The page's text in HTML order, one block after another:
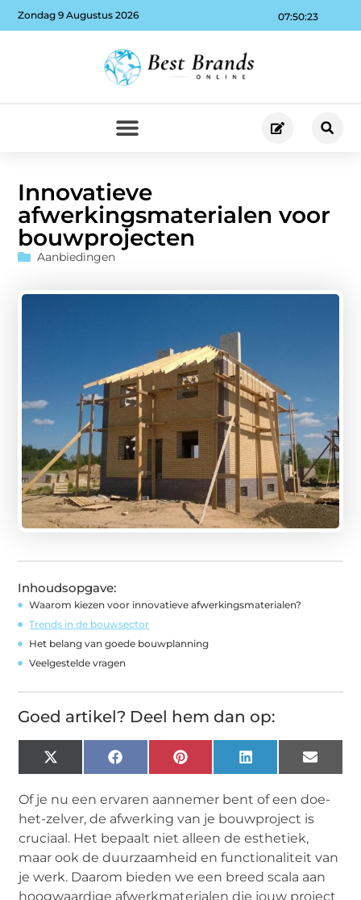
07:50:24
Zondag 9 Augustus 2026
Innovatieve
afwerkingsmaterialen voor
bouwprojecten
Aanbiedingen
Inhoudsopgave:
Waarom kiezen voor innovatieve afwerkingsmaterialen?
Trends in de bouwsector
Het belang van goede bouwplanning
Veelgestelde vragen
Goed artikel? Deel hem dan op:
X
(Twitter)
FacebookPinterest LinkedIn Email
Of je nu een ervaren aannemer bent of een doe-
het-zelver, de afwerking van je bouwproject is
cruciaal. Het bepaalt niet alleen de esthetiek,
maar ook de duurzaamheid en functionaliteit van
je werk. Daarom bieden we een breed scala aan
hoogwaardige afwerkmaterialen die jouw project